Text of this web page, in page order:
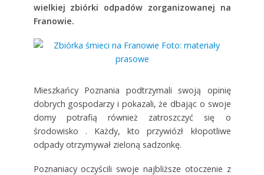
wielkiej zbiórki odpadów zorganizowanej na
Franowie.
Mieszkańcy Poznania podtrzymali swoją opinię
dobrych gospodarzy i pokazali, że dbając o swoje
domy potrafią również zatroszczyć się o
środowisko . Każdy, kto przywiózł kłopotliwe
odpady otrzymywał zieloną sadzonkę.
Poznaniacy oczyścili swoje najbliższe otoczenie z